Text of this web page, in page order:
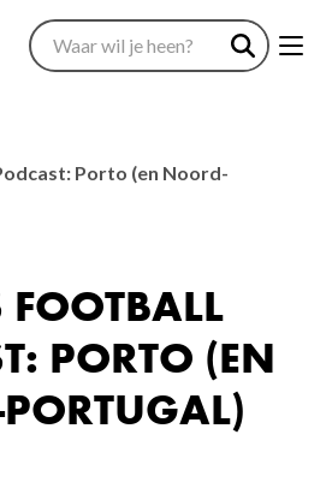
Porto (en Noord-
PORTO (EN